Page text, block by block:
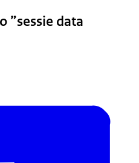
”sessie data